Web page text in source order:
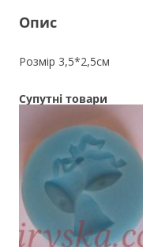
Опис
Розмір 3,5*2,5см
Супутні товари